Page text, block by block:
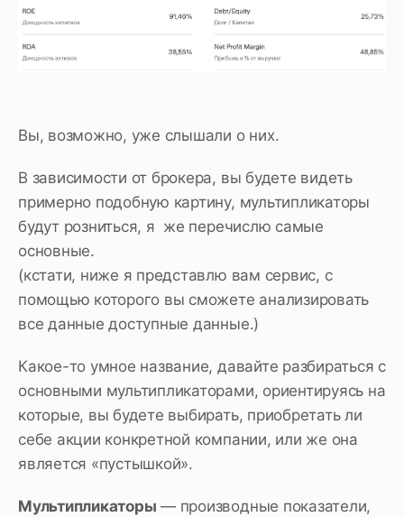
Вы, возможно, уже слышали о них.
В зависимости от брокера, вы будете видеть
примерно подобную картину, мультипликаторы
будут розниться, я же перечислю самые
основные.
(кстати, ниже я представлю вам сервис, с
помощью которого вы сможете анализировать
все данные доступные данные.)
Какое-то умное название, давайте разбираться с
основными мультипликаторами, ориентируясь на
которые, вы будете выбирать, приобретать ли
себе акции конкретной компании, или же она
является «пустышкой».
Мультипликаторы — производные показатели,